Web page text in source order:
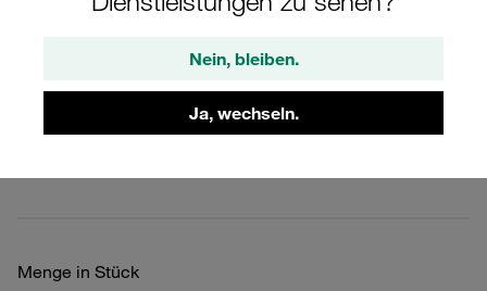
Nein, bleiben.
Ja, wechseln.
SP-322-PA-H-IS-M-W10
STAUFF Materialnr. 1110000667
Menge in Stück